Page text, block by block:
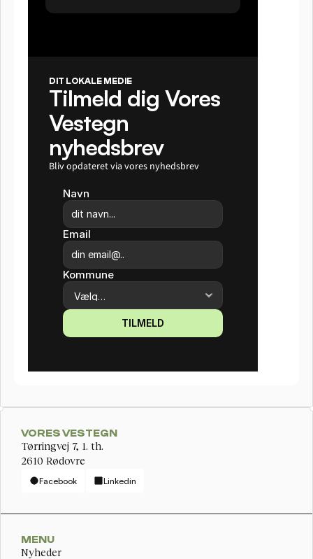
DIT LOKALE MEDIE
Tilmeld dig Vores
Vestegn
nyhedsbrev
Bliv opdateret via vores nyhedsbrev
Navn
Email
Kommune
TILMELD
VORES VESTEGN
Tørringvej 7, 1. th.
2610 Rødovre
Facebook Linkedin
MENU
Nyheder